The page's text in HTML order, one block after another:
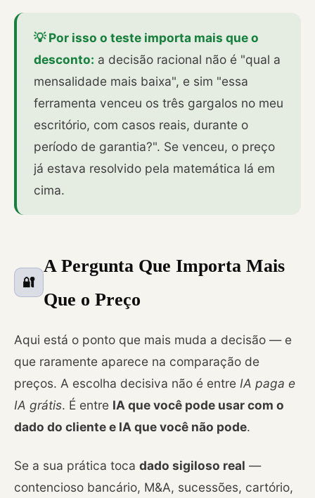
💡 Por isso o teste importa mais que o
desconto: a decisão racional não é "qual a
mensalidade mais baixa", e sim "essa
ferramenta venceu os três gargalos no meu
escritório, com casos reais, durante o
período de garantia?". Se venceu, o preço
já estava resolvido pela matemática lá em
cima.
🔐
A Pergunta Que Importa Mais
Que o Preço
Aqui está o ponto que mais muda a decisão — e
que raramente aparece na comparação de
preços. A escolha decisiva não é entre IA paga e
IA grátis. É entre IA que você pode usar com o
dado do cliente e IA que você não pode.
Se a sua prática toca dado sigiloso real —
contencioso bancário, M&A, sucessões, cartório,